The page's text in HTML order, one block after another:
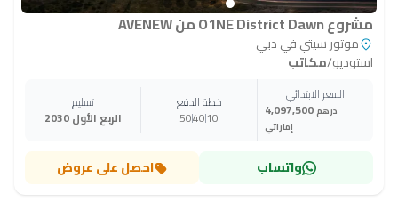
مشروع O1NE District Dawn من AVENEW
موتور سيتي في دبي
استوديو/مكاتب
السعر الابتدائي
4,097,500 درهم
إماراتي
خطة الدفع
10
40
50
تسليم
الربع الأول 2030
واتساب احصل على عروض